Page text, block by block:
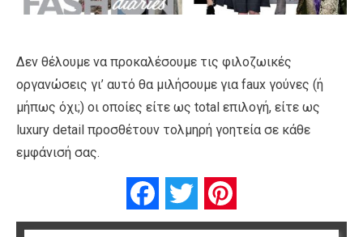
Δεν θέλουμε να προκαλέσουμε τις φιλοζωικές
οργανώσεις γι’ αυτό θα μιλήσουμε για faux γούνες (ή
μήπως όχι;) οι οποίες είτε ως total επιλογή, είτε ως
luxury detail προσθέτουν τολμηρή γοητεία σε κάθε
εμφάνισή σας.
FacebookTwitter